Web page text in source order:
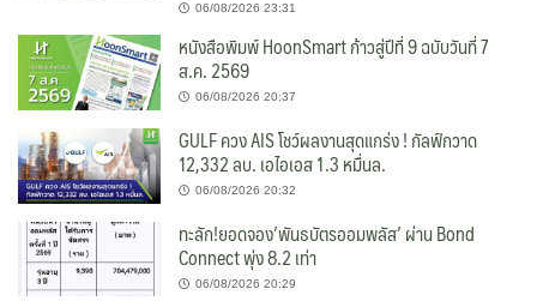
06/08/2026 23:31
หนังสือพิมพ์ HoonSmart ก้าวสู่ปีที่ 9 ฉบับวันที่ 7
ส.ค. 2569
06/08/2026 20:37
GULF ควง AIS โชว์ผลงานสุดแกร่ง ! กัลฟ์กวาด
12,332 ลบ. เอไอเอส 1.3 หมื่นล.
06/08/2026 20:32
ทะลัก!ยอดจอง’พันธบัตรออมพลัส’ ผ่าน Bond
Connect พุ่ง 8.2 เท่า
06/08/2026 20:29